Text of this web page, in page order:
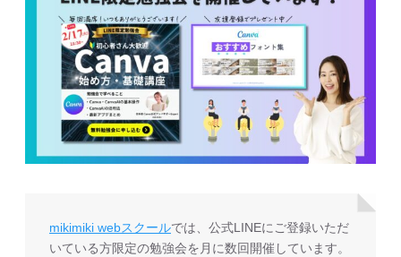
mikimiki webスクールでは、公式LINEにご登録いただ
いている方限定の勉強会を月に数回開催しています。